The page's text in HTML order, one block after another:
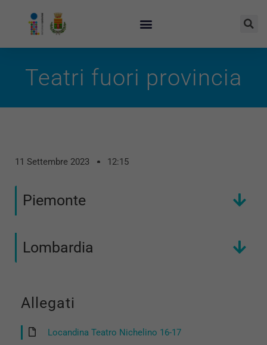
Teatri fuori provincia
11 Settembre 2023 12:15
Piemonte
Lombardia
Allegati
Locandina Teatro Nichelino 16-17